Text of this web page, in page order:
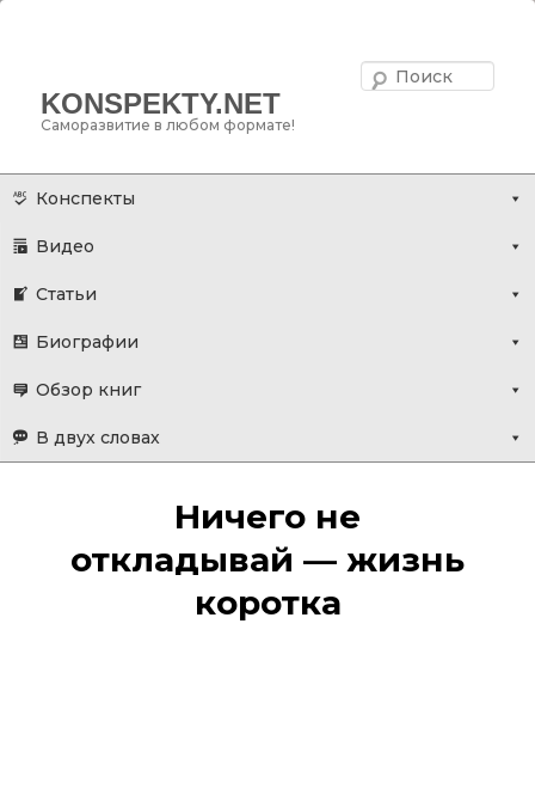
KONSPEKTY.NET
Саморазвитие в любом формате!
Главное меню
основному
Конспекты
Видео
Статьи
Биографии
Обзор книг
В двух словах
Ничего не
откладывай — жизнь
коротка